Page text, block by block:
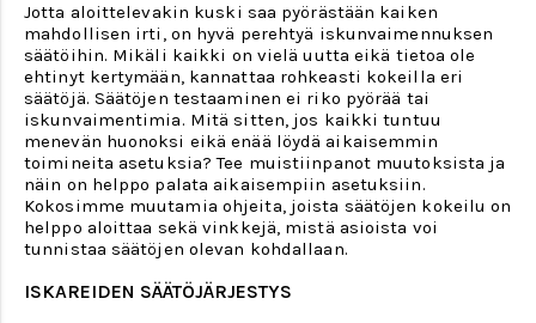
Jotta aloittelevakin kuski saa pyörästään kaiken
mahdollisen irti, on hyvä perehtyä iskunvaimennuksen
säätöihin. Mikäli kaikki on vielä uutta eikä tietoa ole
ehtinyt kertymään, kannattaa rohkeasti kokeilla eri
säätöjä. Säätöjen testaaminen ei riko pyörää tai
iskunvaimentimia. Mitä sitten, jos kaikki tuntuu
menevän huonoksi eikä enää löydä aikaisemmin
toimineita asetuksia? Tee muistiinpanot muutoksista ja
näin on helppo palata aikaisempiin asetuksiin.
Kokosimme muutamia ohjeita, joista säätöjen kokeilu on
helppo aloittaa sekä vinkkejä, mistä asioista voi
tunnistaa säätöjen olevan kohdallaan.
ISKAREIDEN SÄÄTÖJÄRJESTYS